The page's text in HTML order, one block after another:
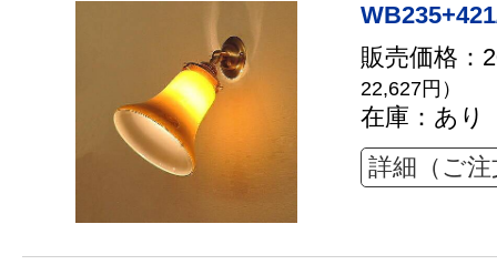
販売価格：
22,627円）
在庫：あり
詳細（ご